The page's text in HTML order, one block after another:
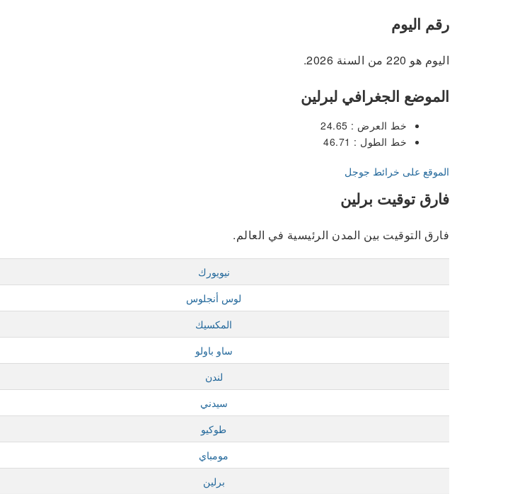
رقم اليوم
اليوم هو 220 من السنة 2026.
الموضع الجغرافي لبرلين
خط العرض : 24.65
خط الطول : 46.71
الموقع على خرائط جوجل
فارق توقيت برلين
فارق التوقيت بين المدن الرئيسية في العالم.
نيويورك
لوس أنجلوس
المكسيك
ساو باولو
لندن
سيدني
طوكيو
مومباي
برلين